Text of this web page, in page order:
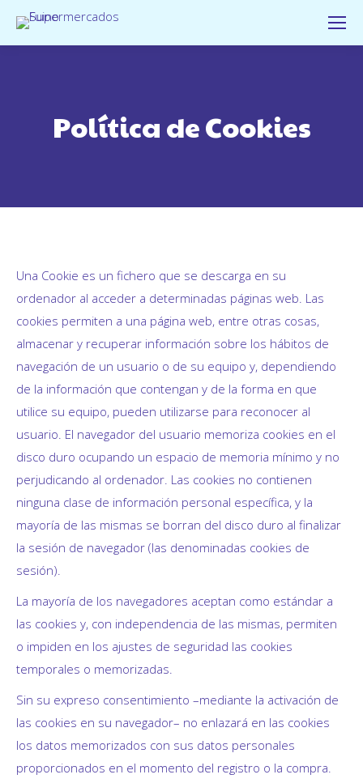
Política de Cookies
Una Cookie es un fichero que se descarga en su
ordenador al acceder a determinadas páginas web. Las
cookies permiten a una página web, entre otras cosas,
almacenar y recuperar información sobre los hábitos de
navegación de un usuario o de su equipo y, dependiendo
de la información que contengan y de la forma en que
utilice su equipo, pueden utilizarse para reconocer al
usuario. El navegador del usuario memoriza cookies en el
disco duro ocupando un espacio de memoria mínimo y no
perjudicando al ordenador. Las cookies no contienen
ninguna clase de información personal específica, y la
mayoría de las mismas se borran del disco duro al finalizar
la sesión de navegador (las denominadas cookies de
sesión).
La mayoría de los navegadores aceptan como estándar a
las cookies y, con independencia de las mismas, permiten
o impiden en los ajustes de seguridad las cookies
temporales o memorizadas.
Sin su expreso consentimiento –mediante la activación de
las cookies en su navegador– no enlazará en las cookies
los datos memorizados con sus datos personales
proporcionados en el momento del registro o la compra.